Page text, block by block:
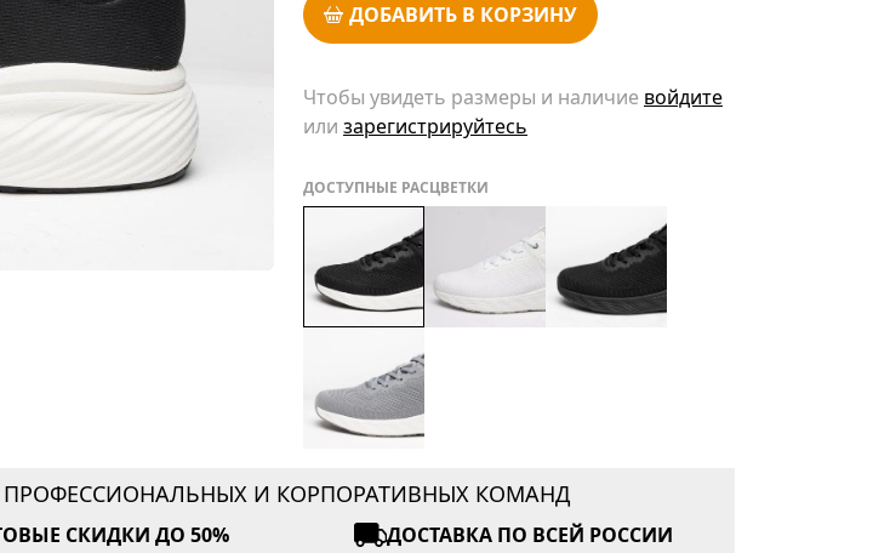
ДОБАВИТЬ В КОРЗИНУ
Чтобы увидеть размеры и наличие войдите
или зарегистрируйтесь
ДОСТУПНЫЕ РАСЦВЕТКИ
И КОРПОРАТИВНЫХ КОМАНД
СКИДКИ ДО 50% ДОСТАВКА ПО ВСЕЙ РОССИИ